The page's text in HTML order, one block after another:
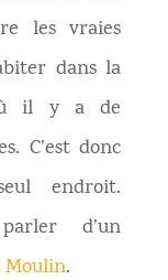
les vraies
dans la
il y a de
C’est donc
endroit.
d’un
Moulin.